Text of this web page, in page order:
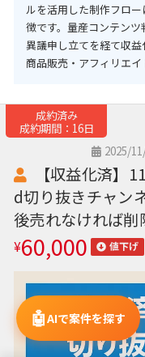
ルを活用した制作フロ
徴です。量産コンテン
異議申し立てを経て収益
商品販売・アフィリエイ
成約済み
成約期間：16日
2025/
【収益化済】
d切り抜きチャン
後売れなければ削
¥60,000 値下げ
🤖AIで案件を探す